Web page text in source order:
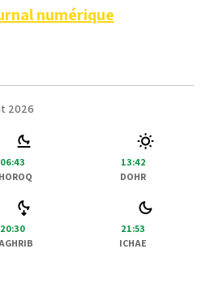
numérique
2026
06:43
13:42
DOHR
20:30
21:53
ICHAE